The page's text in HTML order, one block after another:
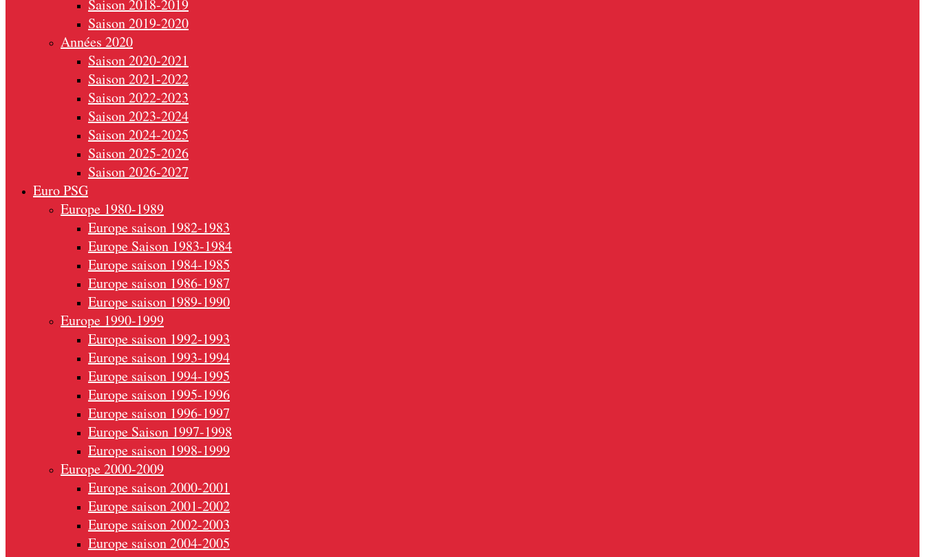
Saison 2018-2019
Saison 2019-2020
Années 2020
Saison 2020-2021
Saison 2021-2022
Saison 2022-2023
Saison 2023-2024
Saison 2024-2025
Saison 2025-2026
Saison 2026-2027
Euro PSG
Europe 1980-1989
Europe saison 1982-1983
Europe Saison 1983-1984
Europe saison 1984-1985
Europe saison 1986-1987
Europe saison 1989-1990
Europe 1990-1999
Europe saison 1992-1993
Europe saison 1993-1994
Europe saison 1994-1995
Europe saison 1995-1996
Europe saison 1996-1997
Europe Saison 1997-1998
Europe saison 1998-1999
Europe 2000-2009
Europe saison 2000-2001
Europe saison 2001-2002
Europe saison 2002-2003
Europe saison 2004-2005